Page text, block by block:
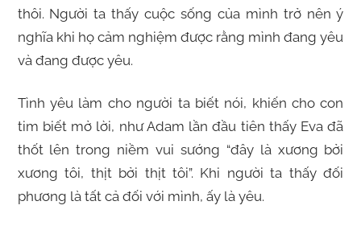
thôi. Người ta thấy cuộc sống của mình trở nên ý
nghĩa khi họ cảm nghiệm được rằng mình đang yêu
và đang được yêu.
Tình yêu làm cho người ta biết nói, khiến cho con
tim biết mở lời, như Adam lần đầu tiên thấy Eva đã
thốt lên trong niềm vui sướng “đây là xương bởi
xương tôi, thịt bởi thịt tôi”. Khi người ta thấy đối
phương là tất cả đối với mình, ấy là yêu.